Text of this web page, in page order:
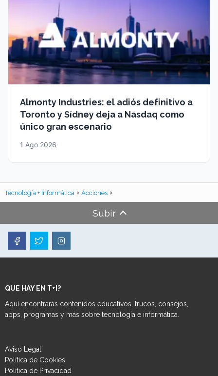
Almonty Industries: el adiós definitivo a
Toronto y Sídney deja a Nasdaq como
único gran escenario
1 Ago 2026
Tecnología + Informática Acciones
Subir
QUE HAY EN T+I?
Aquí encontrarás contenidos educativos, trucos, consejos,
apps, programas y más sobre tecnología e informática.
Aviso Legal
Política de Cookies
Política de Privacidad